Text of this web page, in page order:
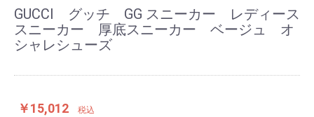
GUCCI グッチ GG スニーカー レディース
スニーカー 厚底スニーカー ベージュ オ
シャレシューズ
￥15,012 税込